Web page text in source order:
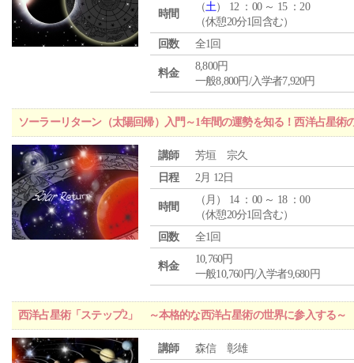
時間
（土） 12 ：00 ～ 15 ：20
（休憩20分1回含む）
回数
全1回
料金
8,800円
一般8,800円/入学者7,920円
ソーラーリターン（太陽回帰）入門～1年間の運勢を知る！西洋占星術
講師
芳垣 宗久
日程
2月 12日
時間
（ 月 ） 14 ：00 ～ 18 ：00
（休憩20分1回含む）
回数
全1回
料金
10,760円
一般10,760円/入学者9,680円
西洋占星術「ステップ2」 ～本格的な西洋占星術の世界に参入する～
講師 森信 彰雄